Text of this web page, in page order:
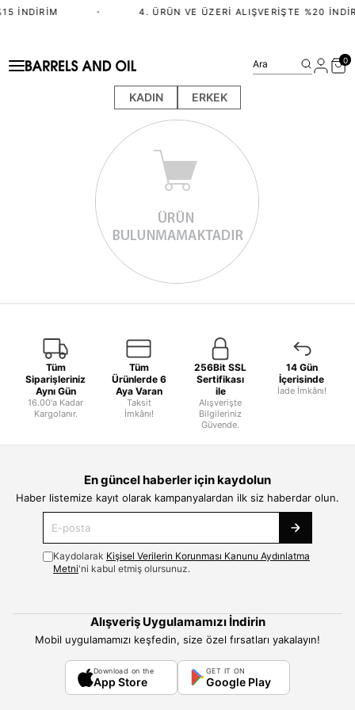
İNDIRIM • 4. ÜRÜN VE ÜZERI ALIŞVERIŞTE %20
KADIN ERKEK
Ara 0
Tüm
Siparişleriniz
Aynı Gün
16.00'a Kadar
Kargolanır.
Tüm
Ürünlerde 6
Aya Varan
Taksit
İmkânı!
256Bit SSL
Sertifikası
ile
Alışverişte
Bilgileriniz
Güvende.
14 Gün
İçerisinde
İade İmkânı!
En güncel haberler için kaydolun
Haber listemize kayıt olarak kampanyalardan ilk siz haberdar olun.
Kaydolarak Kişisel Verilerin Korunması Kanunu Aydınlatma
Metni'ni kabul etmiş olursunuz.
Alışveriş Uygulamamızı İndirin
Mobil uygulamamızı keşfedin, size özel fırsatları yakalayın!
Download on the
App Store
GET IT ON
Google Play